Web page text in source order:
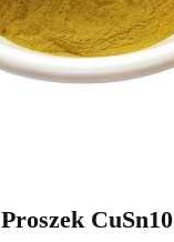
Proszek CuSn10